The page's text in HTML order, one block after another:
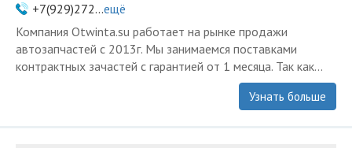
+7(929)272...ещё
Компания Otwinta.su работает на рынке продажи
автозапчастей с 2013г. Мы занимаемся поставками
контрактных зачастей с гарантией от 1 месяца. Так как...
Узнать больше